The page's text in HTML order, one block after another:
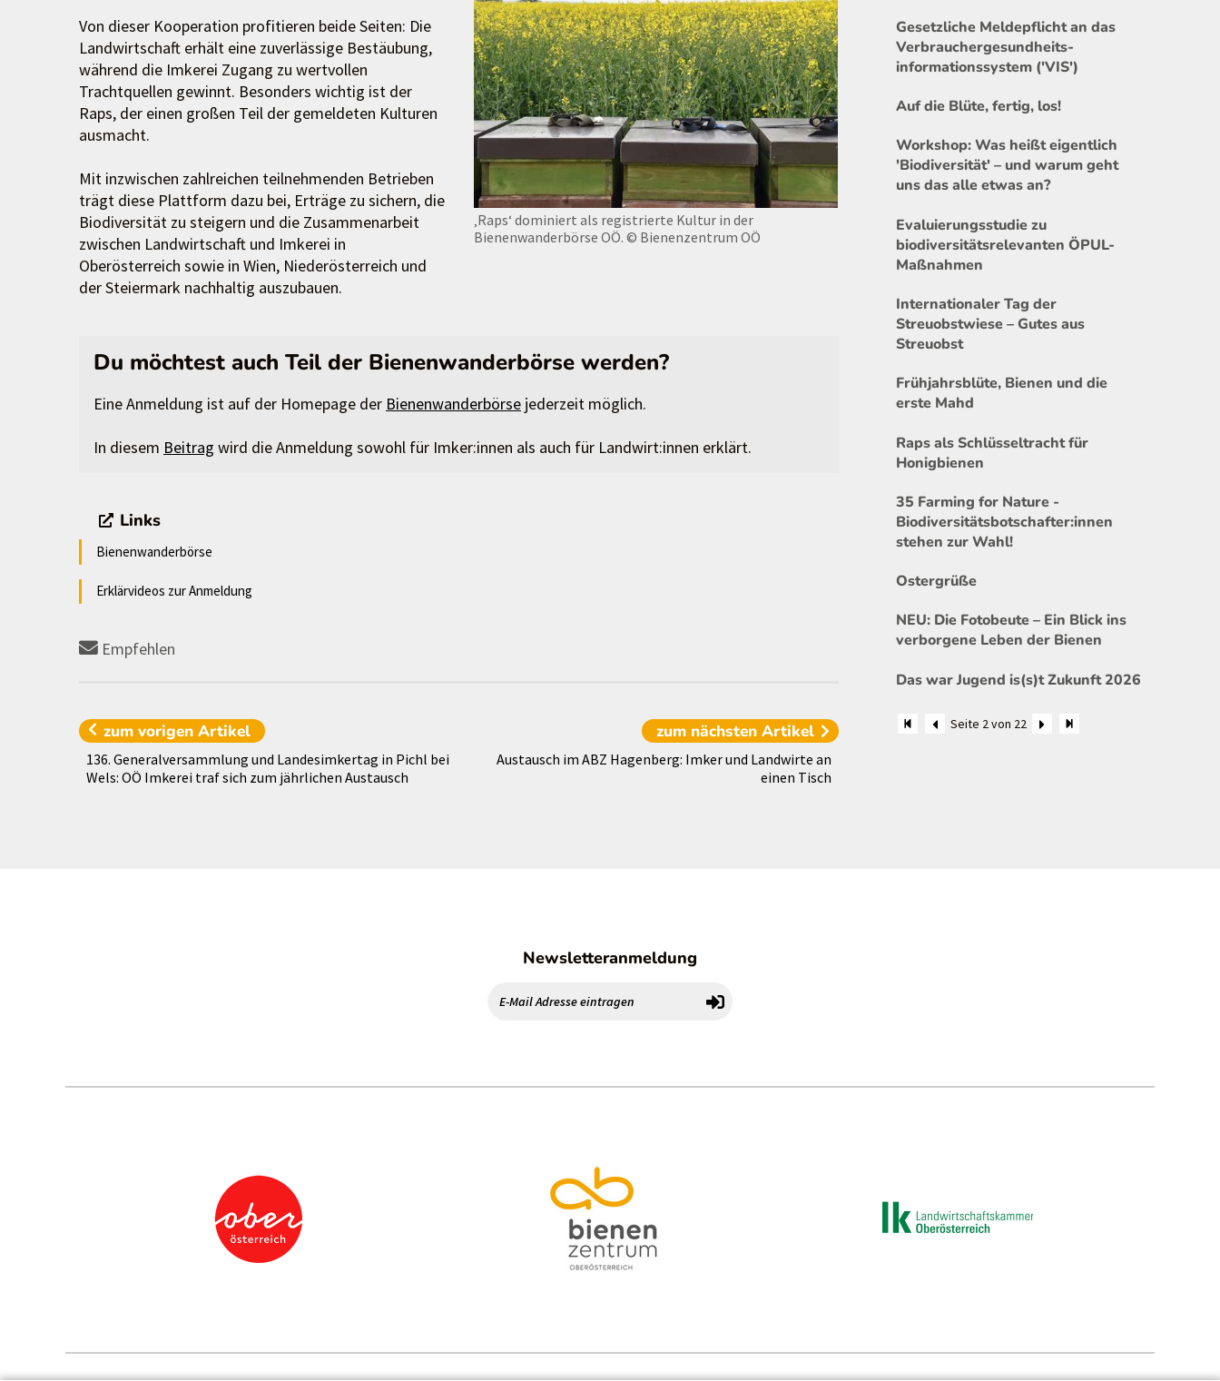
‚Raps‘ dominiert als registrierte Kultur in der
Bienenwanderbörse OÖ. © Bienenzentrum OÖ
Von dieser Kooperation profitieren beide Seiten: Die
Landwirtschaft erhält eine zuverlässige Bestäubung,
während die Imkerei Zugang zu wertvollen
Trachtquellen gewinnt. Besonders wichtig ist der
Raps, der einen großen Teil der gemeldeten Kulturen
ausmacht.
Mit inzwischen zahlreichen teilnehmenden Betrieben
trägt diese Plattform dazu bei, Erträge zu sichern, die
Biodiversität zu steigern und die Zusammenarbeit
zwischen Landwirtschaft und Imkerei in
Oberösterreich sowie in Wien, Niederösterreich und
der Steiermark nachhaltig auszubauen.
Du möchtest auch Teil der Bienenwanderbörse werden?
Eine Anmeldung ist auf der Homepage der Bienenwanderbörse jederzeit möglich.
In diesem Beitrag wird die Anmeldung sowohl für Imker:innen als auch für Landwirt:innen erklärt.
Links
Bienenwanderbörse
Erklärvideos zur Anmeldung
Empfehlen
zum vorigenArtikel
136. Generalversammlung und Landesimkertag in Pichl bei
Wels: OÖ Imkerei traf sich zum jährlichen Austausch
zum nächsten Artikel
Austausch im ABZ Hagenberg: Imker und Landwirte an
einen Tisch
Gesetzliche Meldepflicht an das
Verbrauchergesundheits-
informationssystem ('VIS')
Auf die Blüte, fertig, los!
Workshop: Was heißt eigentlich
'Biodiversität' – und warum geht
uns das alle etwas an?
Evaluierungsstudie zu
biodiversitätsrelevanten ÖPUL-
Maßnahmen
Internationaler Tag der
Streuobstwiese – Gutes aus
Streuobst
Frühjahrsblüte, Bienen und die
erste Mahd
Raps als Schlüsseltracht für
Honigbienen
35 Farming for Nature -
Biodiversitätsbotschafter:innen
stehen zur Wahl!
Ostergrüße
NEU: Die Fotobeute – Ein Blick ins
verborgene Leben der Bienen
Das war Jugend is(s)t Zukunft 2026
Seite 2 von 22
Newsletteranmeldung